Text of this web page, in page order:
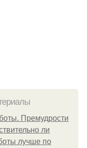
Премудрости
ли
лучше по